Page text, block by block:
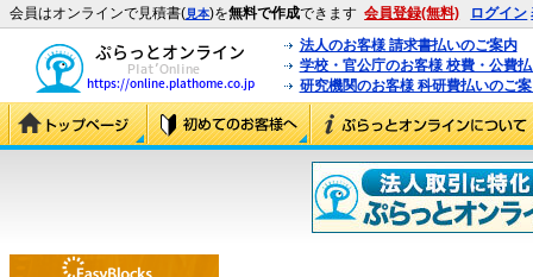
会員はオンラインで見積書(見本)を無料で作成できます 会員登録(無料) ログイン
法人のお客様 請求書払いのご案内
学校・官公庁のお客様 校費・公費
研究機関のお客様 科研費払いのご